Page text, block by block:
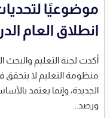
موضوعيًا
انطلاق العام
أكدت لجنة التعليم والبحث
منظومة التعليم لا يتحقق
الجديدة، وإنما يعتمد
ورصد...